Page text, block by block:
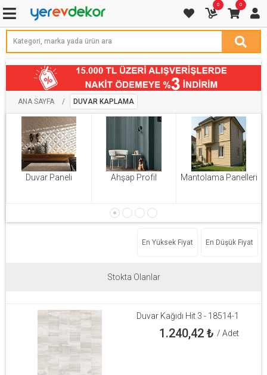
0 0
ANA SAYFA / DUVAR KAPLAMA
Duvar Paneli Ahşap Profil Mantolama Panelleri
En Yüksek Fiyat En Düşük Fiyat
Stokta Olanlar
Duvar Kağıdı Hit 3 - 18514-1
1.240,42₺ / Adet